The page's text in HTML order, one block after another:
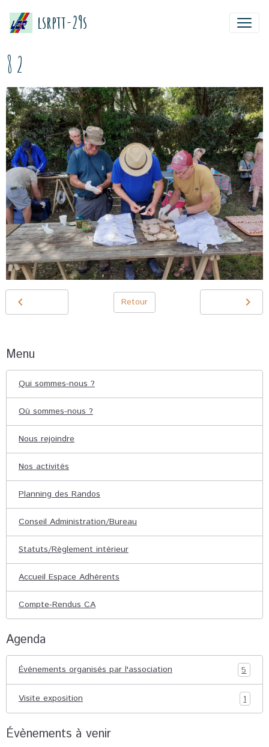
lsrptt-29s
8 2
Retour
Menu
Qui sommes-nous ?
Où sommes-nous ?
Nous rejoindre
Nos activités
Planning des Randos
Conseil Administration/Bureau
Statuts/Règlement intérieur
Accueil Espace Adhérents
Compte-Rendus CA
Agenda
Événements organisés par l'association 5
Visite exposition 1
Évènements à venir